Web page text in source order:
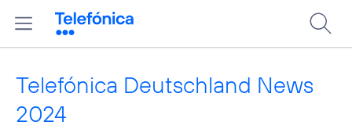
Telefónica Deutschland News
2024